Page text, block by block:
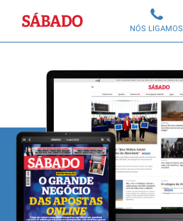
Sábado
NÓS LIGAMOS